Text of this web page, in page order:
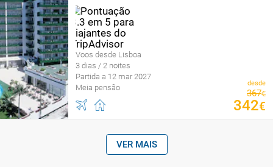
Voos desde Lisboa
3 dias / 2 noites
Partida a 12 mar 2027
Meia pensão
desde
367€
342€
VER MAIS